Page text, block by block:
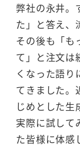
弊社の永井。
た」と答え、
その後も「も
て」と注文は
くなった語り
てきました。
じめとした生
実際に試して
た皆様に体感